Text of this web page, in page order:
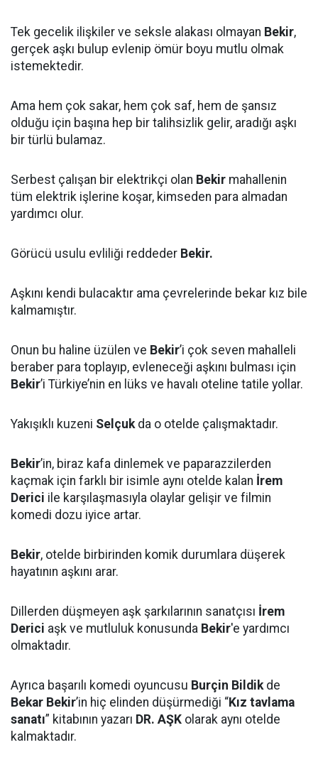
Tek gecelik ilişkiler ve seksle alakası olmayan Bekir,
gerçek aşkı bulup evlenip ömür boyu mutlu olmak
istemektedir.
Ama hem çok sakar, hem çok saf, hem de şansız
olduğu için başına hep bir talihsizlik gelir, aradığı aşkı
bir türlü bulamaz.
Serbest çalışan bir elektrikçi olan Bekir mahallenin
tüm elektrik işlerine koşar, kimseden para almadan
yardımcı olur.
Görücü usulu evliliği reddeder Bekir.
Aşkını kendi bulacaktır ama çevrelerinde bekar kız bile
kalmamıştır.
Onun bu haline üzülen ve Bekir’i çok seven mahalleli
beraber para toplayıp, evleneceği aşkını bulması için
Bekir’i Türkiye’nin en lüks ve havalı oteline tatile yollar.
Yakışıklı kuzeni Selçukda o otelde çalışmaktadır.
Bekir’in, biraz kafa dinlemek ve paparazzilerden
kaçmak için farklı bir isimle aynı otelde kalan İrem
Derici ile karşılaşmasıyla olaylar gelişir ve filmin
komedi dozu iyice artar.
Bekir, otelde birbirinden komik durumlara düşerek
hayatının aşkını arar.
Dillerden düşmeyen aşk şarkılarının sanatçısı İrem
Derici aşk ve mutluluk konusunda Bekir'e yardımcı
olmaktadır.
Ayrıca başarılı komedi oyuncusu Burçin Bildikde
Bekar Bekir’in hiç elinden düşürmediği “Kız tavlama
sanatı” kitabının yazarı DR. AŞK olarak aynı otelde
kalmaktadır.